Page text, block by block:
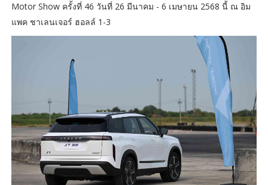
Motor Show ครั้งที่ 46 วันที่ 26 มีนาคม - 6 เมษายน 2568 นี้ ณ อิม
แพค ชาเลนเจอร์ ฮอลล์ 1-3